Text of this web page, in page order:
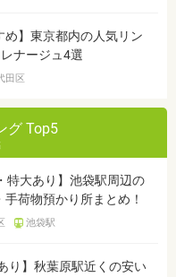
め】東京都内の人気リン
ナージュ4選
田区
グ Top5
特大あり】池袋駅周辺の
荷物預かり所まとめ！
池袋駅
り】秋葉原駅近くの安い